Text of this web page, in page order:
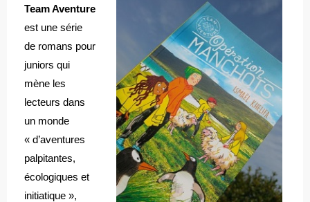
Team Aventure
est une série
de romans pour
juniors qui
mène les
lecteurs dans
un monde
« d’aventures
palpitantes,
écologiques et
initiatique »,